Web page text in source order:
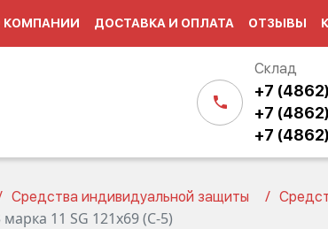
КОМПАНИИ ДОСТАВКА И ОПЛАТА ОТЗЫВЫ
Склад
+7
+7
+7
Средства индивидуальной защиты
11 SG 121x69 (C-5)